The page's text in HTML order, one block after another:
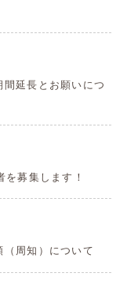
延長とお願いにつ
募集します！
周知）について